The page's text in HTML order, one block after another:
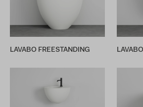
LAVABO FREESTANDING